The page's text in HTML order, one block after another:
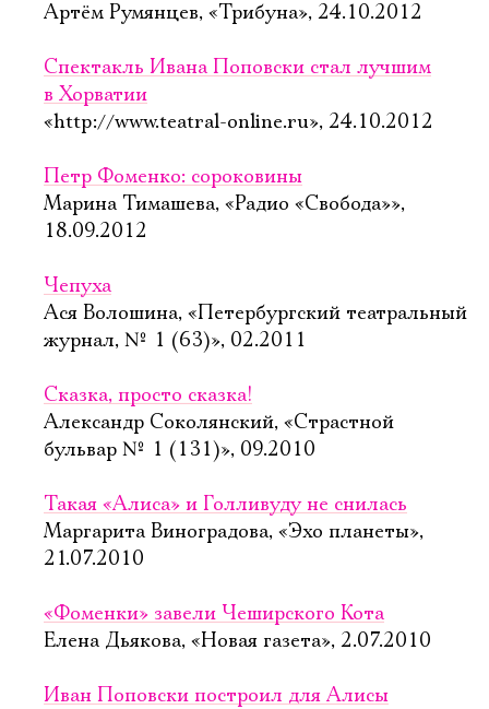
Артём Румянцев, «Трибуна», 24.10.2012
Спектакль Ивана Поповски стал лучшим
в Хорватии
«http://www.teatral-online.ru», 24.10.2012
Петр Фоменко: сороковины
Марина Тимашева, «Радио «Свобода»»,
18.09.2012
Чепуха
Ася Волошина, «Петербургский театральный
журнал, № 1 (63)», 02.2011
Сказка, просто сказка!
Александр Соколянский, «Страстной
бульвар № 1 (131)», 09.2010
Такая «Алиса» и Голливуду не снилась
Маргарита Виноградова, «Эхо планеты»,
21.07.2010
«Фоменки» завели Чеширского Кота
Елена Дьякова, «Новая газета», 2.07.2010
Иван Поповски построил для Алисы